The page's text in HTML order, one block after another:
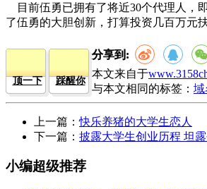
目前伍勇已拥有了将近30个代理人，
了伍勇的大胆创新，打算投资几百万元
顶一下 踩醒你
分享到:
本文来自于
与本文相同的标签： 域
上一篇：快乐养猪的大学生恋人
下一篇： 披露大学生创业历程 坦
小编超级推荐